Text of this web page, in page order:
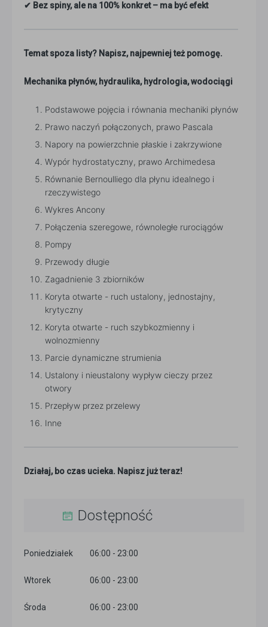
✔ Bez spiny, ale na 100% konkret – ma być efekt
Temat spoza listy? Napisz, najpewniej też pomogę.
Mechanika płynów, hydraulika, hydrologia, wodociągi
Podstawowe pojęcia i równania mechaniki płynów
Prawo naczyń połączonych, prawo Pascala
Napory na powierzchnie płaskie i zakrzywione
Wypór hydrostatyczny, prawo Archimedesa
Równanie Bernoulliego dla płynu idealnego i
rzeczywistego
Wykres Ancony
Połączenia szeregowe, równoległe rurociągów
Pompy
Przewody długie
Zagadnienie 3 zbiorników
Koryta otwarte - ruch ustalony, jednostajny,
krytyczny
Koryta otwarte - ruch szybkozmienny i
wolnozmienny
Parcie dynamiczne strumienia
Ustalony i nieustalony wypływ cieczy przez
otwory
Przepływ przez przelewy
Inne
Działaj, bo czas ucieka. Napisz już teraz!
Dostępność
Poniedziałek 06:00 - 23:00
Wtorek 06:00 - 23:00
Środa 06:00 - 23:00